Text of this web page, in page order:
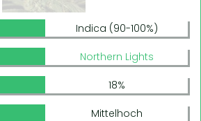
Indica (90-100%)
Northern Lights
18%
Mittelhoch